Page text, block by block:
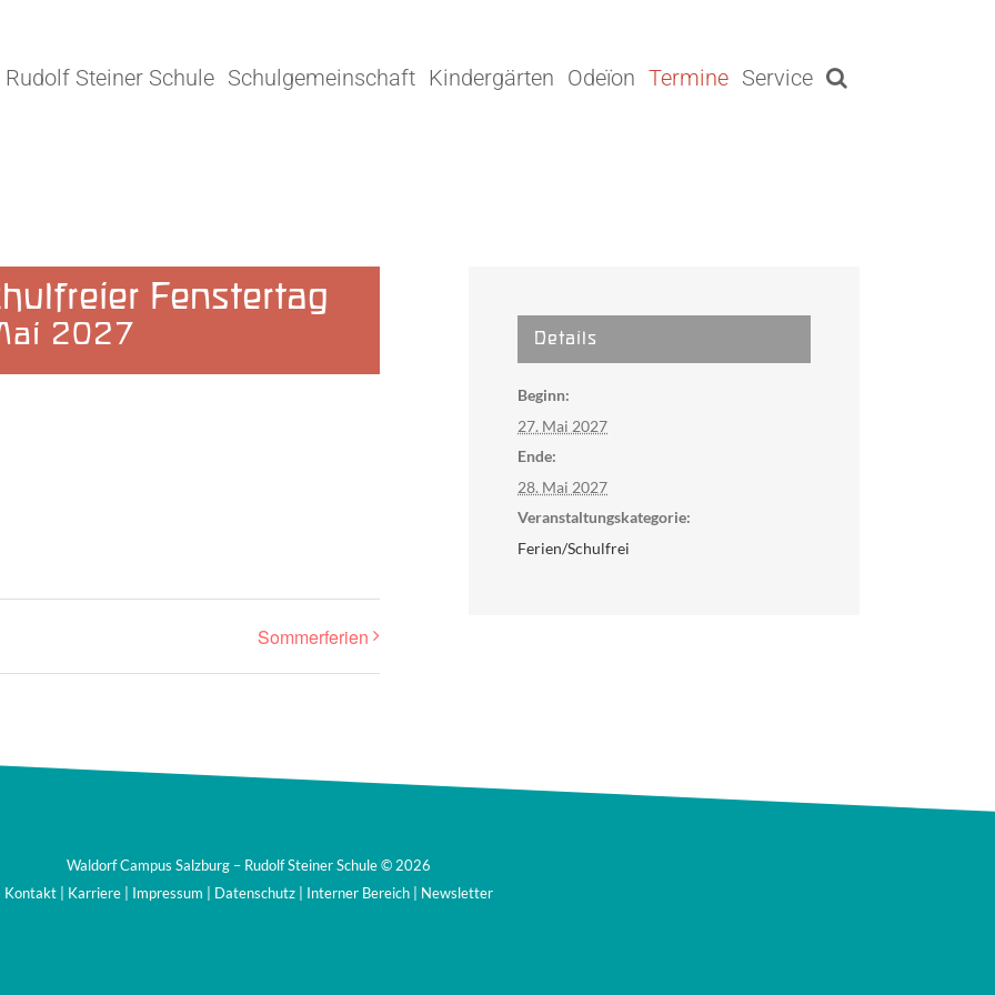
Rudolf Steiner Schule Schulgemeinschaft Kindergärten Odeïon Termine Service
Fenstertag
2027
Sommerferien
Details
Beginn:
27. Mai 2027
Ende:
28. Mai 2027
Veranstaltungskategorie:
Ferien/Schulfrei
Waldorf Campus Salzburg – Rudolf Steiner Schule © 2026
Kontakt
Karriere Impressum Datenschutz Interner Bereich Newsletter